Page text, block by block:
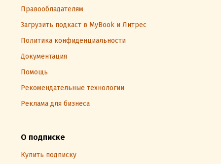
Правообладателям
Загрузить подкаст в MyBook и Литрес
Политика конфиденциальности
Документация
Помощь
Рекомендательные технологии
Реклама для бизнеса
О подписке
Купить подписку